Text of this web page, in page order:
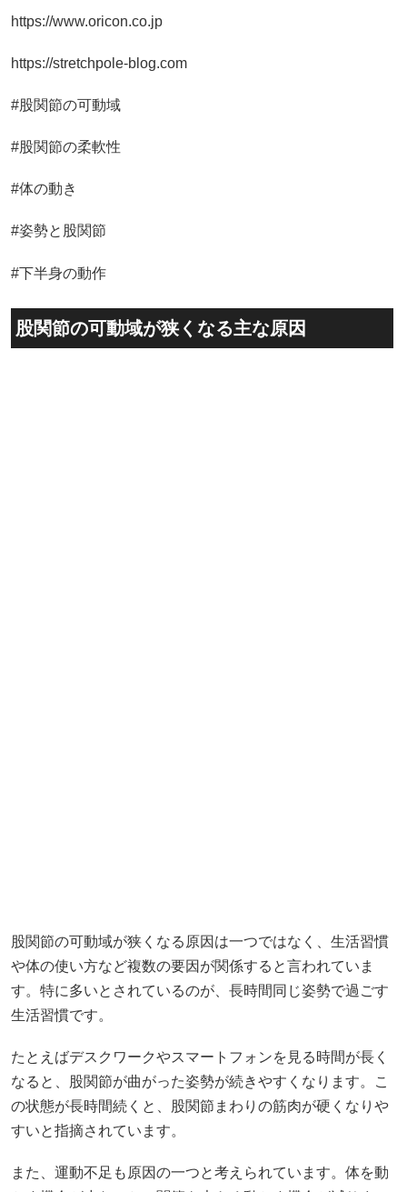
https://www.oricon.co.jp
https://stretchpole-blog.com
#股関節の可動域
#股関節の柔軟性
#体の動き
#姿勢と股関節
#下半身の動作
股関節の可動域が狭くなる主な原因
股関節の可動域が狭くなる原因は一つではなく、生活習慣
や体の使い方など複数の要因が関係すると言われていま
す。特に多いとされているのが、長時間同じ姿勢で過ごす
生活習慣です。
たとえばデスクワークやスマートフォンを見る時間が長く
なると、股関節が曲がった姿勢が続きやすくなります。こ
の状態が長時間続くと、股関節まわりの筋肉が硬くなりや
すいと指摘されています。
また、運動不足も原因の一つと考えられています。体を動